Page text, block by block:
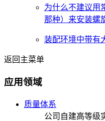
为什么不建议用
那种）来安装螺
装配环境中带有
返回主菜单
应用领域
质量体系
公司自建高等级